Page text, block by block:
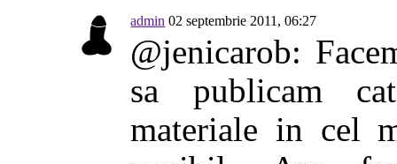
admin 02 septembrie 2011, 06:27
@jenicarob:
sa publicam
materiale in cel